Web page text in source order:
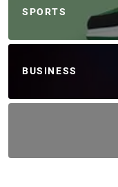
SPORTS
BUSINESS